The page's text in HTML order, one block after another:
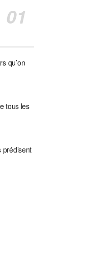
qu’on
tous les
prédisent